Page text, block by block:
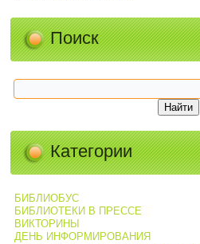
Поиск
Категории
БИБЛИОБУС
БИБЛИОТЕКИ В ПРЕССЕ
ВИКТОРИНЫ
ДЕНЬ ИНФОРМИРОВАНИЯ